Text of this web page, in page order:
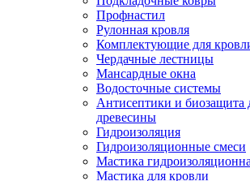
Профнастил
Рулонная кровля
Комплектующие для
Чердачные лестницы
Мансардные окна
Водосточные системы
Антисептики и биозащита
древесины
Гидроизоляция
Гидроизоляционные смеси
Мастика
Мастика для кровли